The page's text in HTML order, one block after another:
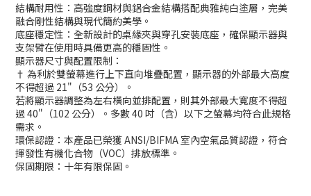
結構耐用性：高強度鋼材與鋁合金結構搭配典雅純白塗層，完美
融合剛性結構與現代簡約美學。
底座穩定性：全新設計的桌緣夾與穿孔安裝底座，確保顯示器與
支架臂在使用時具備更高的穩固性。
顯示器尺寸與配置限制：
† 為利於雙螢幕進行上下直向堆疊配置，顯示器的外部最大高度
不得超過 21"（53 公分）。
若將顯示器調整為左右橫向並排配置，則其外部最大寬度不得超
過 40"（102 公分）。多數 40 吋（含）以下之螢幕均符合此規格
需求。
環保認證：本產品已榮獲 ANSI/BIFMA 室內空氣品質認證，符合
揮發性有機化合物（VOC）排放標準。
保固期限：十年有限保固。